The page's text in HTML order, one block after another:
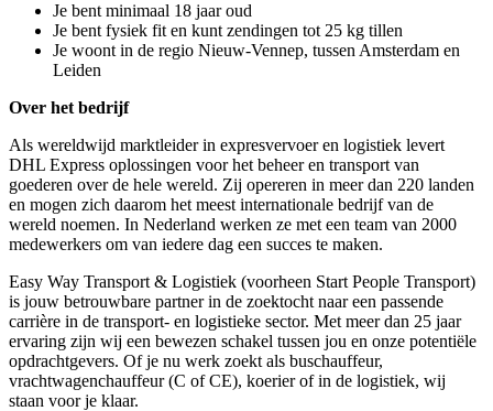
Je bent minimaal 18 jaar oud
Je bent fysiek fit en kunt zendingen tot 25 kg tillen
Je woont in de regio Nieuw-Vennep, tussen Amsterdam en
Leiden
Over het bedrijf
Als wereldwijd marktleider in expresvervoer en logistiek levert
DHL Express oplossingen voor het beheer en transport van
goederen over de hele wereld. Zij opereren in meer dan 220 landen
en mogen zich daarom het meest internationale bedrijf van de
wereld noemen. In Nederland werken ze met een team van 2000
medewerkers om van iedere dag een succes te maken.
Easy Way Transport & Logistiek (voorheen Start People Transport)
is jouw betrouwbare partner in de zoektocht naar een passende
carrière in de transport- en logistieke sector. Met meer dan 25 jaar
ervaring zijn wij een bewezen schakel tussen jou en onze potentiële
opdrachtgevers. Of je nu werk zoekt als buschauffeur,
vrachtwagenchauffeur (C of CE), koerier of in de logistiek, wij
staan voor je klaar.